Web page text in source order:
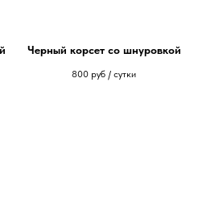
Черный корсет со шнуровкой
800 руб / сутки